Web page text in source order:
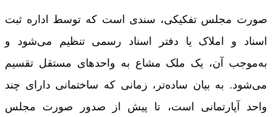
صورت مجلس تفکيکی، سندی است که توسط اداره ثبت
اسناد و املاک یا دفتر اسناد رسمی تنظیم می‌شود و
به‌موجب آن، یک ملک مشاع به واحدهای مستقل تقسیم
می‌شود. به بیان ساده‌تر، زمانی که ساختمانی دارای چند
واحد آپارتمانی است، تا پیش از صدور صورت مجلس